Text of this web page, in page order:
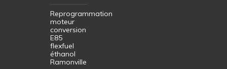
Reprogrammation
moteur
conversion
E85
flexfuel
éthanol
Ramonville